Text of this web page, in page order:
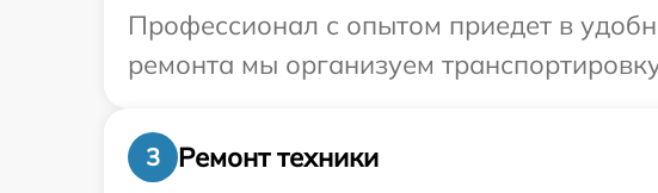
Профессионал с опытом приедет в
ремонта мы организуем
3
Ремонт техники